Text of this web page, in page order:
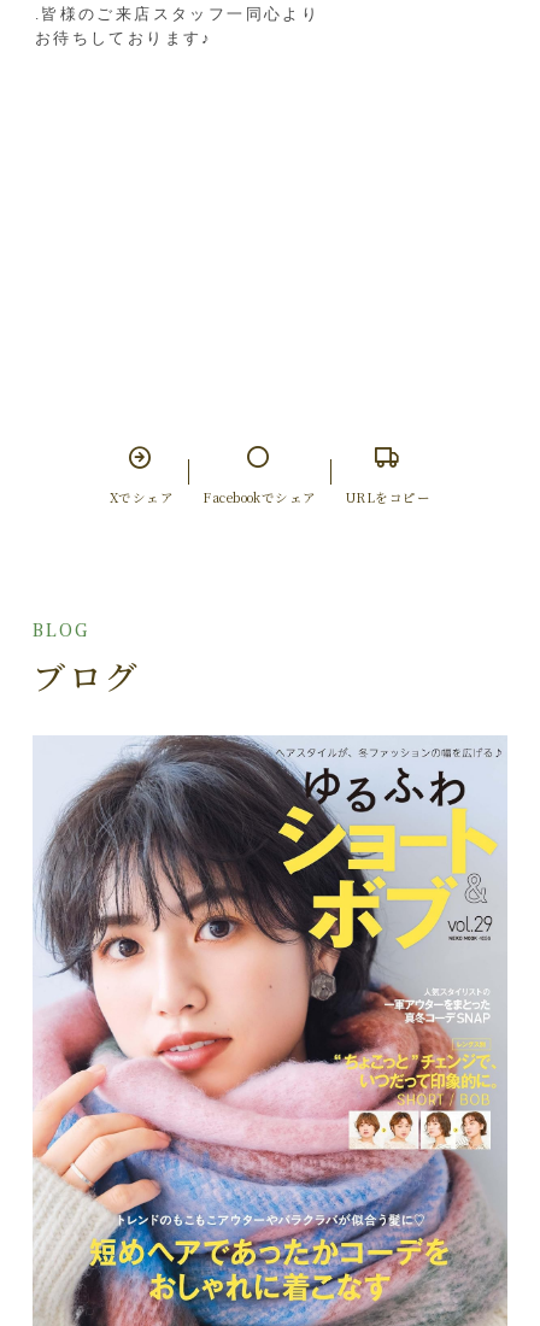
皆様のご来店スタッフ一同心より
お待ちしております♪
Xでシェア Facebookでシェア URLをコピー
BLOG
ブログ